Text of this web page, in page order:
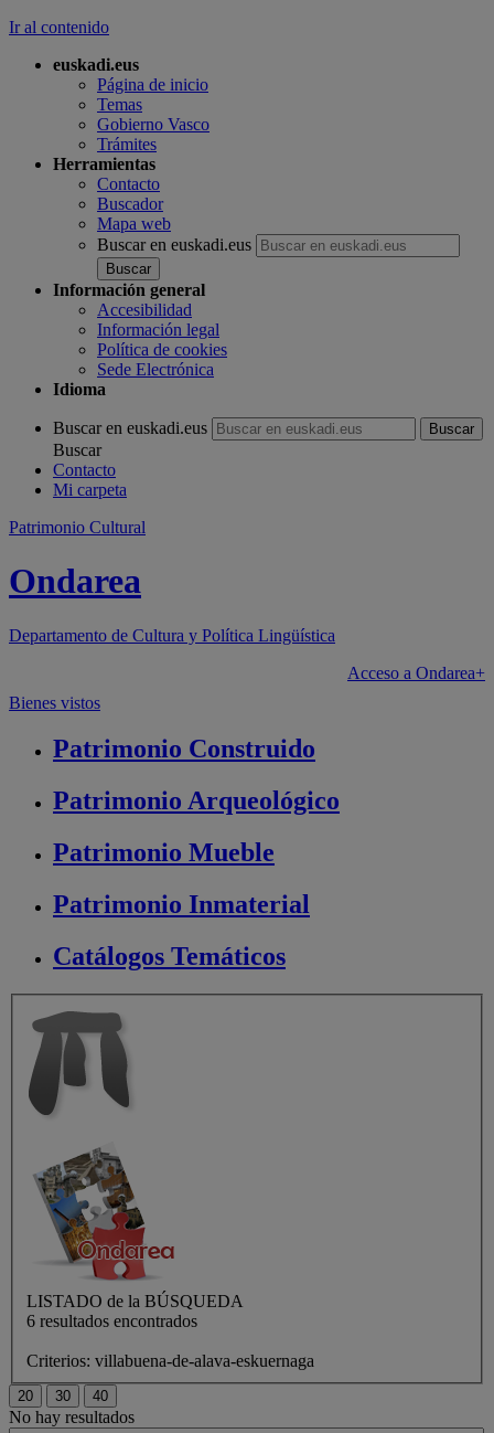
Ir al contenido
euskadi.eus
Página de inicio
Temas
Gobierno Vasco
Trámites
Herramientas
Contacto
Buscador
Mapa web
Buscar en euskadi.eus
Información general
Accesibilidad
Información legal
Política de cookies
Sede Electrónica
Idioma
Buscar en euskadi.eus
Buscar
Contacto
Mi carpeta
Patrimonio Cultural
Ondarea
Departamento de Cultura y Política Lingüística
Acceso a Ondarea+
Bienes vistos
Patrimonio Construido
Patrimonio Arqueológico
Patrimonio Mueble
Patrimonio Inmaterial
Catálogos Temáticos
LISTADO de la BÚSQUEDA
6 resultados encontrados
Criterios: villabuena-de-alava-eskuernaga
No hay resultados